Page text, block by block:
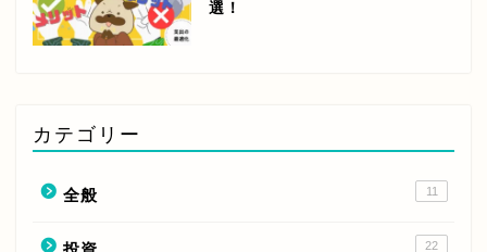
選！
カテゴリー
全般 11
22